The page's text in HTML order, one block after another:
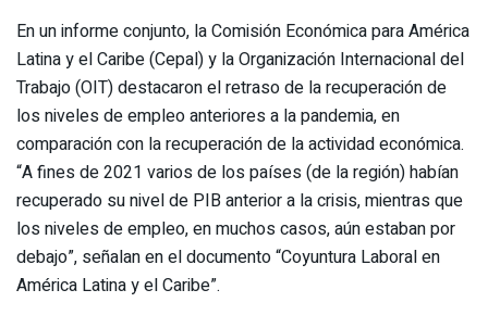
En un informe conjunto, la Comisión Económica para América
Latina y el Caribe (Cepal) y la Organización Internacional del
Trabajo (OIT) destacaron el retraso de la recuperación de
los niveles de empleo anteriores a la pandemia, en
comparación con la recuperación de la actividad económica.
“A fines de 2021 varios de los países (de la región) habían
recuperado su nivel de PIB anterior a la crisis, mientras que
los niveles de empleo, en muchos casos, aún estaban por
debajo”, señalan en el documento “Coyuntura Laboral en
América Latina y el Caribe”.